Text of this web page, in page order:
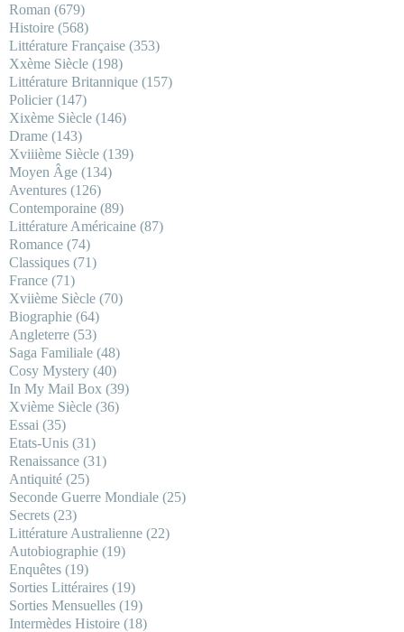
Roman (679)
Histoire (568)
Littérature Française (353)
Xxème Siècle (198)
Littérature Britannique (157)
Policier(147)
Xixème Siècle (146)
Drame (143)
Xviiième Siècle (139)
Moyen Âge (134)
Aventures (126)
Contemporaine (89)
Littérature Américaine (87)
Romance (74)
Classiques (71)
France (71)
Xviième Siècle (70)
Biographie (64)
Angleterre (53)
Saga Familiale (48)
Cosy Mystery (40)
In My Mail Box (39)
Xvième Siècle (36)
Essai (35)
Etats-Unis (31)
Renaissance (31)
Antiquité (25)
Seconde Guerre Mondiale (25)
Secrets (23)
Littérature Australienne (22)
Autobiographie (19)
Enquêtes (19)
Sorties Littéraires (19)
Sorties Mensuelles (19)
Intermèdes Histoire (18)